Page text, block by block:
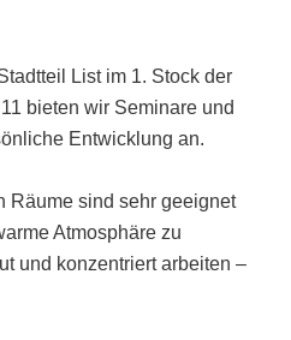
List im 1. Stock der
bieten wir Seminare und
Entwicklung an.
Räume sind sehr geeignet
Atmosphäre zu
und konzentriert arbeiten –